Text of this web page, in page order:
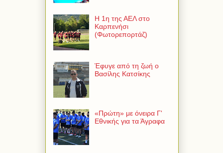
Η 1η της ΑΕΛ στο
Καρπενήσι
(Φωτορεπορτάζ)
Έφυγε από τη ζωή ο
Βασίλης Κατσίκης
«Πρώτη» με όνειρα Γ'
Εθνικής για τα Άγραφα